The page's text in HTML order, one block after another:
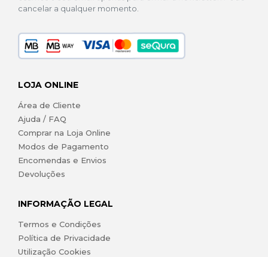
cancelar a qualquer momento.
LOJA ONLINE
Área de Cliente
Ajuda / FAQ
Comprar na Loja Online
Modos de Pagamento
Encomendas e Envios
Devoluções
INFORMAÇÃO LEGAL
Termos e Condições
Política de Privacidade
Utilização Cookies